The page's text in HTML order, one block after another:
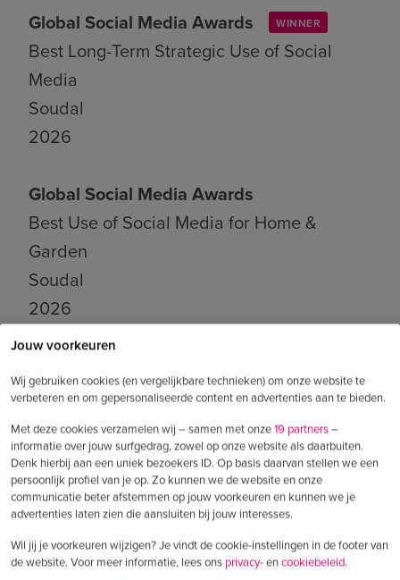
Jouw voorkeuren
Wij gebruiken cookies (en vergelijkbare technieken) om onze website te
verbeteren en om gepersonaliseerde content en advertenties aan te bieden.
Met deze cookies verzamelen wij – samen met onze19 partners–
informatie over jouw surfgedrag, zowel op onze website als daarbuiten.
Denk hierbij aan een uniek bezoekers ID. Op basis daarvan stellen we een
persoonlijk profiel van je op. Zo kunnen we de website en onze
communicatie beter afstemmen op jouw voorkeuren en kunnen we je
advertenties laten zien die aansluiten bij jouw interesses.
Wil jij je voorkeuren wijzigen? Je vindt de cookie-instellingen in de footer van
de website. Voor meer informatie, lees ons privacy-encookiebeleid.
Global Social Media Awards WINNER
Best Long-Term Strategic Use of Social
Media
Soudal
2026
Global Social Media Awards
Best Use of Social Media for Home &
Garden
Soudal
2026
Best Low Budget Campaign
Kozijnshop.nl
2026
European Search Awards
Best Use of AI for Data
Epplejeck